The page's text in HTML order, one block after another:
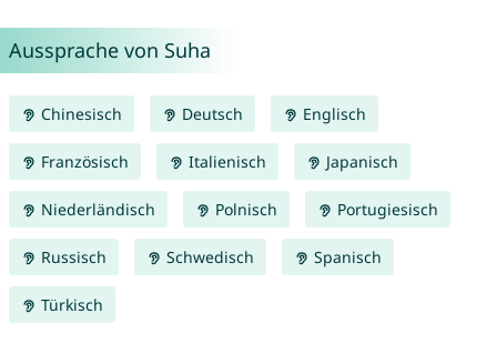
Aussprache von Suha
Chinesisch Deutsch Englisch
Französisch Italienisch Japanisch
Niederländisch Polnisch Portugiesisch
Russisch Schwedisch Spanisch
Türkisch